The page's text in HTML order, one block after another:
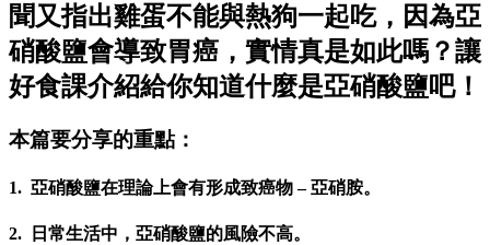
聞又指出雞蛋不能與熱狗一起吃，因為亞
硝酸鹽會導致胃癌，實情真是如此嗎？讓
好食課介紹給你知道什麼是亞硝酸鹽吧！
本篇要分享的重點：
1. 亞硝酸鹽在理論上會有形成致癌物 – 亞硝胺。
2. 日常生活中，亞硝酸鹽的風險不高。